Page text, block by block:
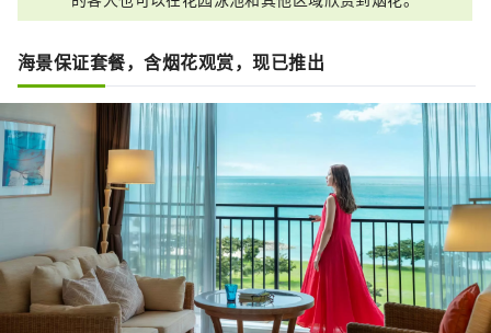
海景保证套餐，含烟花观赏，现已推出